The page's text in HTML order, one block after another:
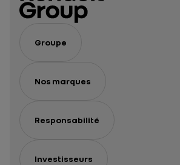
Groupe
Nos marques
Responsabilité
Investisseurs